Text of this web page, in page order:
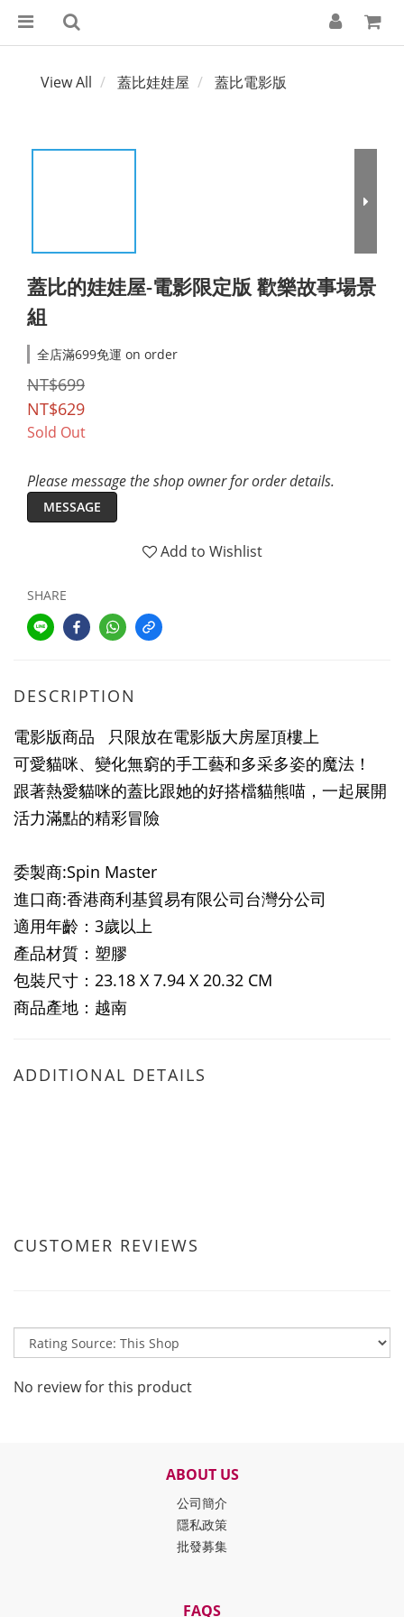
View All 蓋比娃娃屋 蓋比電影版
蓋比的娃娃屋-電影限定版 歡樂故事場景
組
全店滿699免運 on order
NT$699
NT$629
Sold Out
Please message the shop owner for order details.
MESSAGE
Add to Wishlist
SHARE
DESCRIPTION
電影版商品 只限放在電影版大房屋頂樓上
可愛貓咪、變化無窮的手工藝和多采多姿的魔法！
跟著熱愛貓咪的蓋比跟她的好搭檔貓熊喵，一起展開
活力滿點的精彩冒險
委製商:Spin Master
進口商:香港商利基貿易有限公司台灣分公司
適用年齡：3歲以上
產品材質：塑膠
包裝尺寸：23.18 X 7.94 X 20.32 CM
商品產地：越南
ADDITIONAL DETAILS
CUSTOMER REVIEWS
No review for this product
ABOUT US
公司簡介
隱私政策
批發募集
FAQS